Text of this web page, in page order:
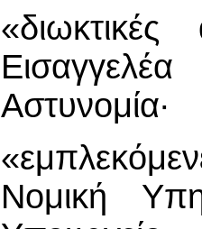
Αστυνομία∙
Νομική